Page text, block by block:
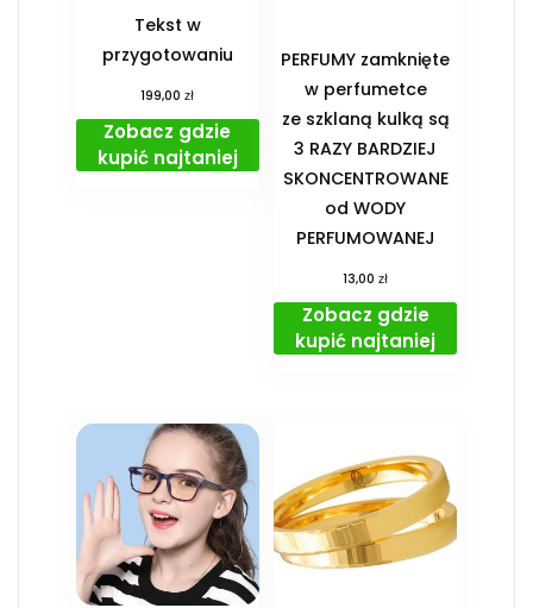
Tekst w
przygotowaniu
199,00zł
Zobacz gdzie
kupić najtaniej
PERFUMY zamknięte
w perfumetce
ze szklaną kulką są
3 RAZY BARDZIEJ
SKONCENTROWANE
od WODY
PERFUMOWANEJ
13,00zł
Zobacz gdzie
kupić najtaniej